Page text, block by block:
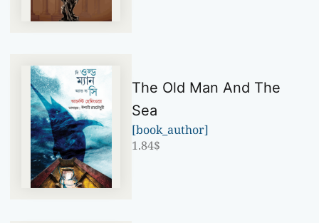
The Old Man And The
Sea
[book_author]
1.84$